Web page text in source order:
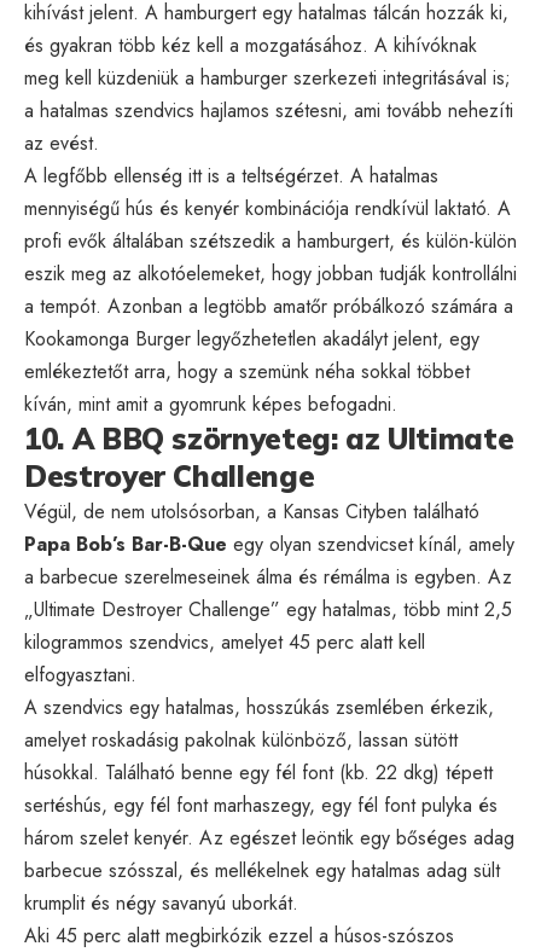
kihívást jelent. A hamburgert egy hatalmas tálcán hozzák ki,
és gyakran több kéz kell a mozgatásához. A kihívóknak
meg kell küzdeniük a hamburger szerkezeti integritásával is;
a hatalmas szendvics hajlamos szétesni, ami tovább nehezíti
az evést.
A legfőbb ellenség itt is a teltségérzet. A hatalmas
mennyiségű hús és kenyér kombinációja rendkívül laktató. A
profi evők általában szétszedik a hamburgert, és külön-külön
eszik meg az alkotóelemeket, hogy jobban tudják kontrollálni
a tempót. Azonban a legtöbb amatőr próbálkozó számára a
Kookamonga Burger legyőzhetetlen akadályt jelent, egy
emlékeztetőt arra, hogy a szemünk néha sokkal többet
kíván, mint amit a gyomrunk képes befogadni.
10. A BBQ szörnyeteg: az Ultimate
Destroyer Challenge
Végül, de nem utolsósorban, a Kansas Cityben található
Papa Bob’s Bar-B-Que egy olyan szendvicset kínál, amely
a barbecue szerelmeseinek álma és rémálma is egyben. Az
„Ultimate Destroyer Challenge” egy hatalmas, több mint 2,5
kilogrammos szendvics, amelyet 45 perc alatt kell
elfogyasztani.
A szendvics egy hatalmas, hosszúkás zsemlében érkezik,
amelyet roskadásig pakolnak különböző, lassan sütött
húsokkal. Található benne egy fél font (kb. 22 dkg) tépett
sertéshús, egy fél font marhaszegy, egy fél font pulyka és
három szelet kenyér. Az egészet leöntik egy bőséges adag
barbecue szósszal, és mellékelnek egy hatalmas adag sült
krumplit és négy savanyú uborkát.
Aki 45 perc alatt megbirkózik ezzel a húsos-szószos